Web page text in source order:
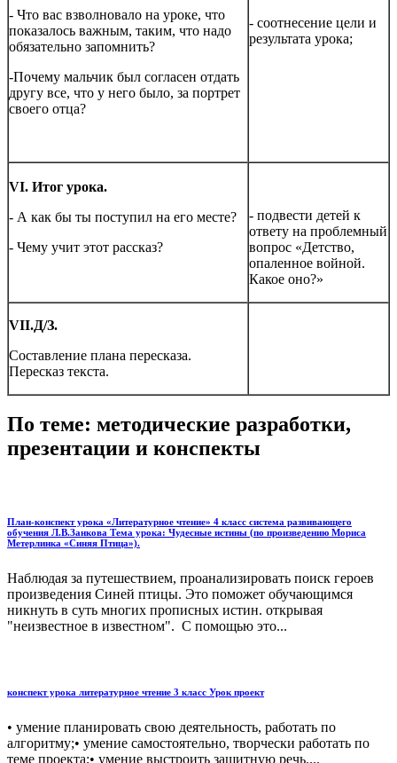
- Что вас взволновало на уроке, что
показалось важным, таким, что надо
обязательно запомнить?
-Почему мальчик был согласен отдать
другу все, что у него было, за портрет
своего отца?
- соотнесение цели и
результата урока;
VI. Итог урока.
- А как бы ты поступил на его месте?
- Чему учит этот рассказ?
- подвести детей к
ответу на проблемный
вопрос «Детство,
опаленное войной.
Какое оно?»
VII.Д/З.
Составление плана пересказа.
Пересказ текста.
По теме: методические разработки,
презентации и конспекты
План-конспект урока «Литературное чтение» 4 класс система развивающего
обучения Л.В.Занкова Тема урока: Чудесные истины (по произведению Мориса
Метерлинка «Синяя Птица»).
Наблюдая за путешествием, проанализировать поиск героев
произведения Синей птицы. Это поможет обучающимся
никнуть в суть многих прописных истин. открывая
"неизвестное в известном". С помощью это...
конспект урока литературное чтение 3 класс Урок проект
• умение планировать свою деятельность, работать по
алгоритму;• умение самостоятельно, творчески работать по
теме проекта;• умение выстроить защитную речь....